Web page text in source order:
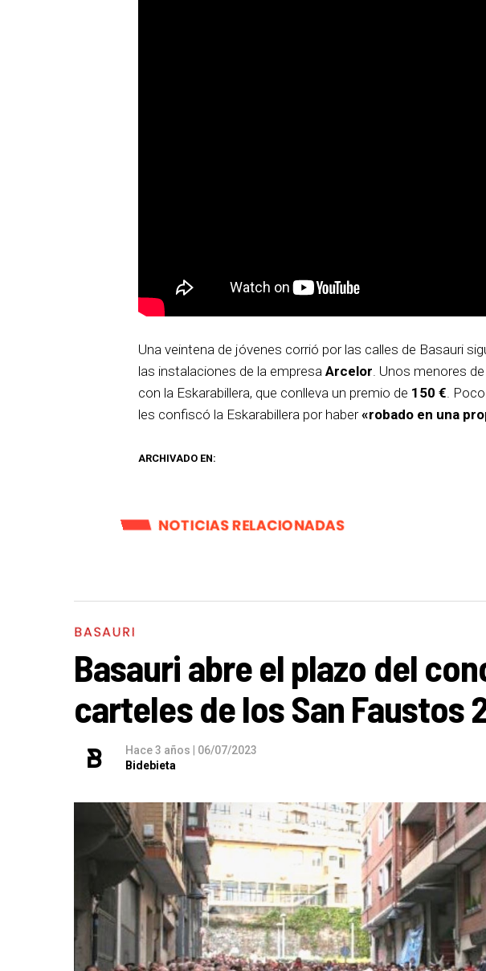
Una veintena de jóvenes corrió por las calles de Basauri
las instalaciones de la empresa Arcelor . Unos menores
con la Eskarabillera, que conlleva un premio de 150 € .
les confiscó la Eskarabillera por haber«robado en una
ARCHIVADO EN:
NOTICIAS RELACIONADAS
BASAURI
Basauri abre el plazo del
carteles de los San Faustos
Hace 3 años | 06/07/2023
Bidebieta